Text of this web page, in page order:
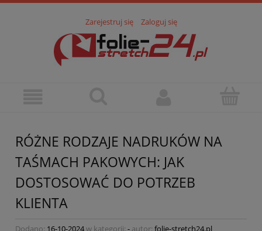
Zarejestruj się Zaloguj się
RÓŻNE RODZAJE NADRUKÓW NA
TAŚMACH PAKOWYCH: JAK
DOSTOSOWAĆ DO POTRZEB
KLIENTA
Dodano: 16-10-2024w kategorii: - autor: folie-stretch24.pl